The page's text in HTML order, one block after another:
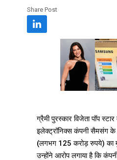
Share Post
ग्रैमी पुरस्कार विजेता पॉप
इलेक्ट्रॉनिक्स कंपनी सैमसंग
(लगभग 125 करोड़ रुपये) का
उन्होंने आरोप लगाया है कि